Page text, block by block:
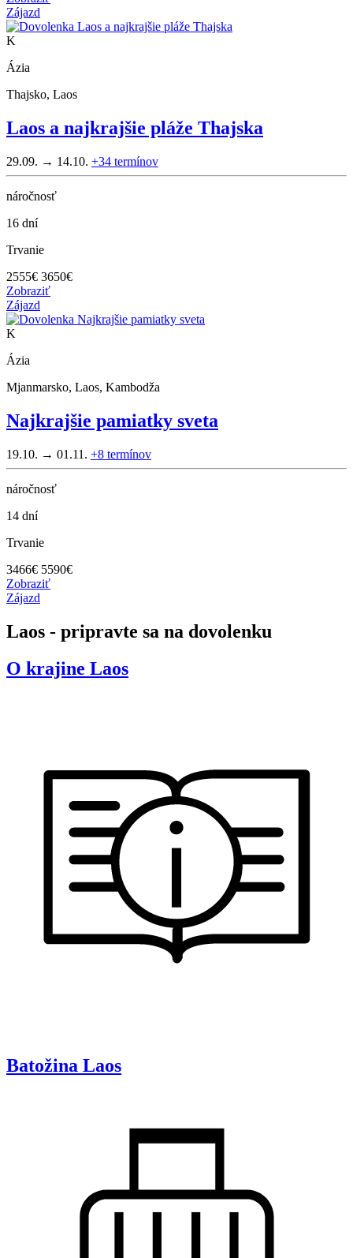
Zájazd
K
Ázia
Thajsko, Laos
Laos a najkrajšie pláže Thajska
29.09. → 14.10. +34 termínov
náročnosť
16 dní
Trvanie
2555€ 3650€
Zobraziť
Zájazd
K
Ázia
Mjanmarsko, Laos, Kambodža
Najkrajšie pamiatky sveta
19.10. → 01.11. +8 termínov
náročnosť
14 dní
Trvanie
3466€ 5590€
Zobraziť
Zájazd
Laos - pripravte sa na dovolenku
O krajine Laos
Batožina Laos